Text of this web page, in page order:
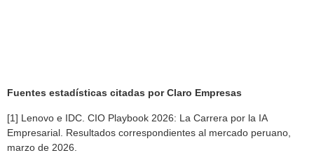
Fuentes estadísticas citadas por Claro Empresas
[1] Lenovo e IDC. CIO Playbook 2026: La Carrera por la IA
Empresarial. Resultados correspondientes al mercado peruano,
marzo de 2026.